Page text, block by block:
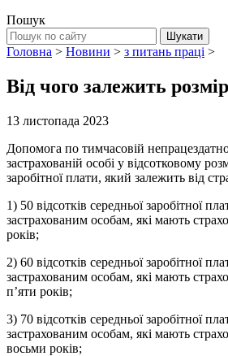
Пошук
Головна > Новини > з питань праці >
Від чого залежить
13 листопада 2023
Допомога по тимчасовій
застрахованій особі у відсотковому
заробітної плати, який залежить від
1) 50 відсотків середньої заробітної
застрахованим особам, які мають
років;
2) 60 відсотків середньої заробітної
застрахованим особам, які мають
п’яти років;
3) 70 відсотків середньої заробітної
застрахованим особам, які мають
восьми років;